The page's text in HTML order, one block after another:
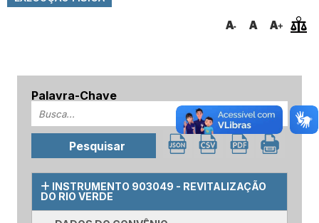
Palavra-Chave
INSTRUMENTO 903049 - REVITALIZAÇÃO
DO RIO VERDE